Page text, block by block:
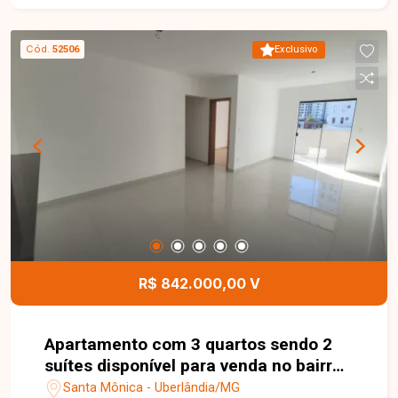
Exclusivo
Cód. 52506
R$ 842.000,00 V
Apartamento com 3 quartos sendo 2
suítes disponível para venda no bairro
Santa Mônica em Uberlândia-MG
Santa Mônica - Uberlândia/MG